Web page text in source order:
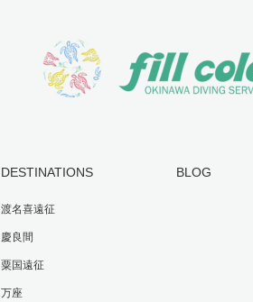
DESTINATIONS
渡名喜遠征
慶良間
粟国遠征
万座
BLOG